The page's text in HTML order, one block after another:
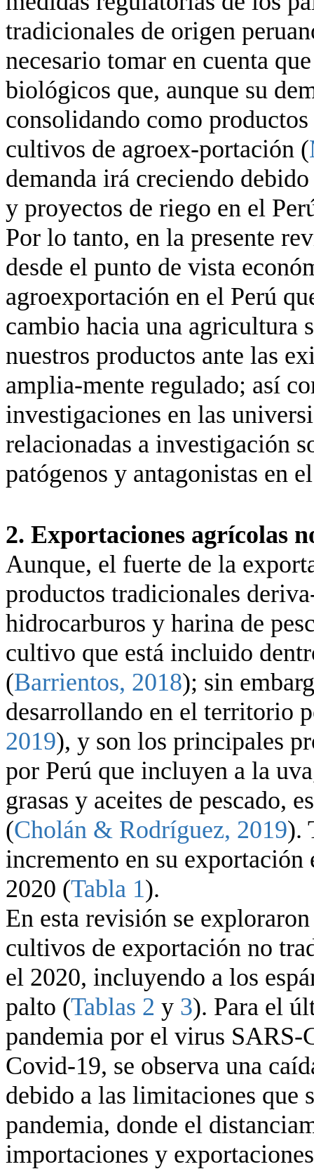
tradicionales de origen
necesario tomar en cuenta
biológicos que, aunque su
consolidando como
cultivos de agroex-portación (
demanda irá creciendo
y proyectos de riego en el
Por lo tanto, en la presente
desde el punto de vista
agroexportación en el Perú
cambio hacia una agricultura
nuestros productos ante las
amplia-mente regulado; así
investigaciones en las
relacionadas a investigación
patógenos y antagonistas en
2. Exportaciones agrícolas
Aunque, el fuerte de la
productos tradicionales
hidrocarburos y harina de
cultivo que está incluido
(Barrientos, 2018); sin
desarrollando en el territorio
2019), y son los principales
por Perú que incluyen a la
grasas y aceites de pescado,
(Cholán & Rodríguez, 2019).
incremento en su
2020 (Tabla 1).
En esta revisión se
cultivos de exportación no
el 2020, incluyendo a los
palto (Tablas 2 y 3). Para el
pandemia por el virus SARS-
Covid-19, se observa una
debido a las limitaciones que
pandemia, donde el
importaciones y